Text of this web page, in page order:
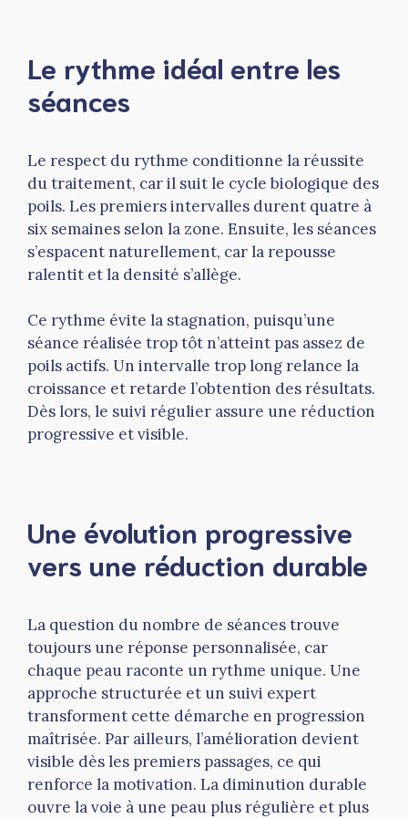
Le rythme idéal entre les
séances
Le respect du rythme conditionne la réussite
du traitement, car il suit le cycle biologique des
poils. Les premiers intervalles durent quatre à
six semaines selon la zone. Ensuite, les séances
s’espacent naturellement, car la repousse
ralentit et la densité s’allège.
Ce rythme évite la stagnation, puisqu’une
séance réalisée trop tôt n’atteint pas assez de
poils actifs. Un intervalle trop long relance la
croissance et retarde l’obtention des résultats.
Dès lors, le suivi régulier assure une réduction
progressive et visible.
Une évolution progressive
vers une réduction durable
La question du nombre de séances trouve
toujours une réponse personnalisée, car
chaque peau raconte un rythme unique. Une
approche structurée et un suivi expert
transforment cette démarche en progression
maîtrisée. Par ailleurs, l’amélioration devient
visible dès les premiers passages, ce qui
renforce la motivation. La diminution durable
ouvre la voie à une peau plus régulière et plus